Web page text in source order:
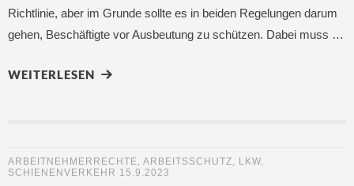
Richtlinie, aber im Grunde sollte es in beiden Regelungen darum
gehen, Beschäftigte vor Ausbeutung zu schützen. Dabei muss …
WEITERLESEN
ARBEITNEHMERRECHTE, ARBEITSSCHUTZ, LKW,
SCHIENENVERKEHR 15.9.2023